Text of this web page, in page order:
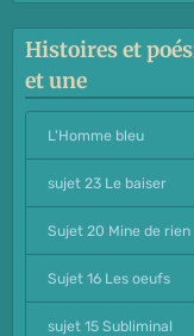
Histoires et
et une
L'Homme bleu
sujet 23 Le baiser
Sujet 20 Mine de rien
Sujet 16 Les oeufs
sujet 15 Subliminal